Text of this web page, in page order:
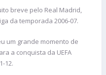
breve pelo Real Madrid,
da temporada 2006-07.
um grande momento de
a conquista da UEFA
12.